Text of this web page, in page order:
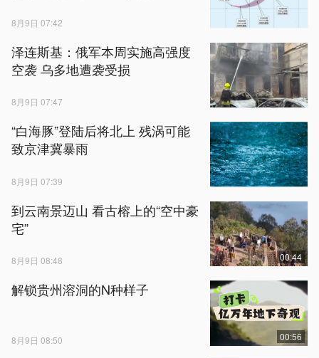
8月9日 07:42
泽连斯基：俄军本周实施高强度
空袭 乌多地遭袭受损
8月9日 07:47
“白海豚”登陆后将北上 残涡可能
致京津冀暴雨
8月9日 07:39
到云南景迈山 看古榕上的“空中豪
宅”
8月9日 08:48 00:44
解锁贵州溶洞的N种样子
8月9日 08:50 00:56